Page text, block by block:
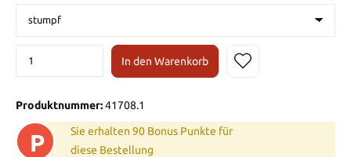
In den Warenkorb
Produktnummer:41708.1
P
Sie erhalten 90 Bonus Punkte für
diese Bestellung